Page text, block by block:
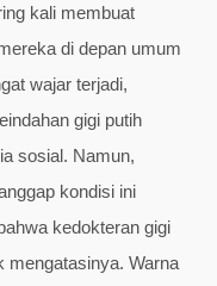
kali membuat
di depan umum
wajar terjadi,
gigi putih
sosial. Namun,
kondisi ini
kedokteran gigi
mengatasinya. Warna